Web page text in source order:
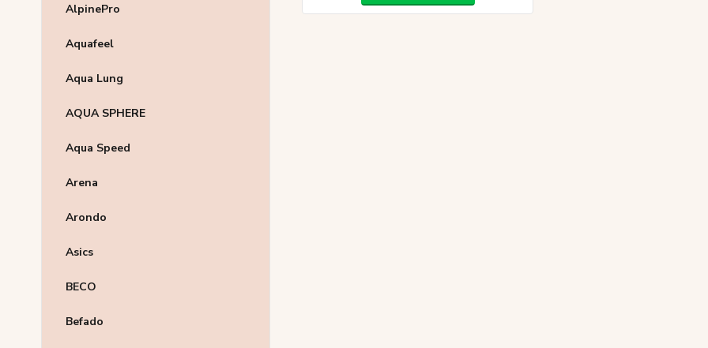
AlpinePro
Aquafeel
Aqua Lung
AQUA SPHERE
Aqua Speed
Arena
Arondo
Asics
BECO
Befado